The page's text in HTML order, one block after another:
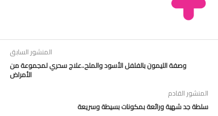
المنشور السابق
وصفة الليمون بالفلفل الأسود والملح..علاج سحري لمجموعة من
الأمراض
المنشور القادم
سلطة جد شهية ورائعة بمكونات بسيطة وسريعة